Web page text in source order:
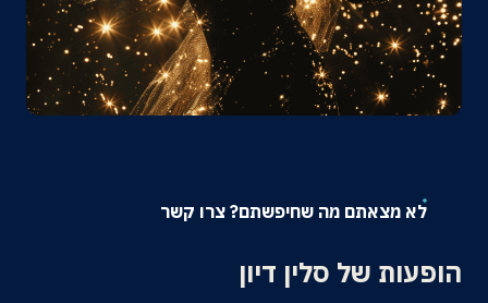
אודות
צרו קשר
לא מצאתם מה שחיפשתם? צרו קשר
הופעות של סלין דיון